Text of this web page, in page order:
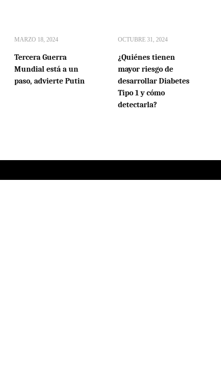
MARZO 18, 2024
Tercera Guerra
Mundial está a un
paso, advierte Putin
OCTUBRE 31, 2024
¿Quiénes tienen
mayor riesgo de
desarrollar Diabetes
Tipo 1 y cómo
detectarla?